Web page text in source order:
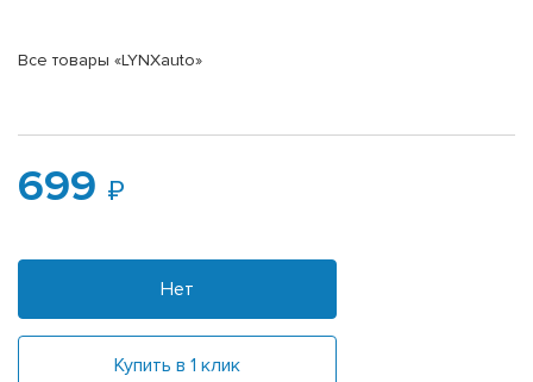
Все товары «LYNXauto»
699
Нет
Купить в 1 клик